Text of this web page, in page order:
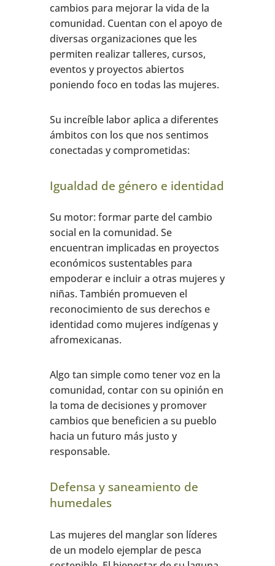
cambios para mejorar la vida de la
comunidad. Cuentan con el apoyo de
diversas organizaciones que les
permiten realizar talleres, cursos,
eventos y proyectos abiertos
poniendo foco en todas las mujeres.
Su increíble labor aplica a diferentes
ámbitos con los que nos sentimos
conectadas y comprometidas:
Igualdad de género e identidad
Su motor: formar parte del cambio
social en la comunidad. Se
encuentran implicadas en proyectos
económicos sustentables para
empoderar e incluir a otras mujeres y
niñas. También promueven el
reconocimiento de sus derechos e
identidad como mujeres indígenas y
afromexicanas.
Algo tan simple como tener voz en la
comunidad, contar con su opinión en
la toma de decisiones y promover
cambios que beneficien a su pueblo
hacia un futuro más justo y
responsable.
Defensa y saneamiento de
humedales
Las mujeres del manglar son líderes
de un modelo ejemplar de pesca